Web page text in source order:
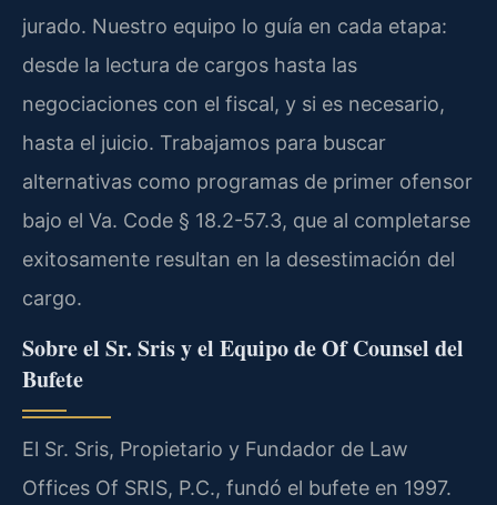
jurado. Nuestro equipo lo guía en cada etapa:
desde la lectura de cargos hasta las
negociaciones con el fiscal, y si es necesario,
hasta el juicio. Trabajamos para buscar
alternativas como programas de primer ofensor
bajo el Va. Code § 18.2-57.3, que al completarse
exitosamente resultan en la desestimación del
cargo.
Sobre el Sr. Sris y el Equipo de Of Counsel del
Bufete
El Sr. Sris, Propietario y Fundador de Law
Offices Of SRIS, P.C., fundó el bufete en 1997.